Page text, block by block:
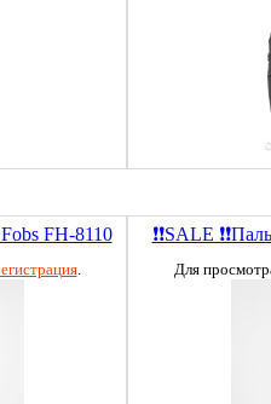
Fobs FH-8110
.
❗❗SALE
Для